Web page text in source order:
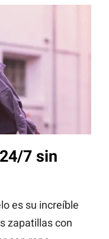
7 sin
es su increíble
zapatillas con